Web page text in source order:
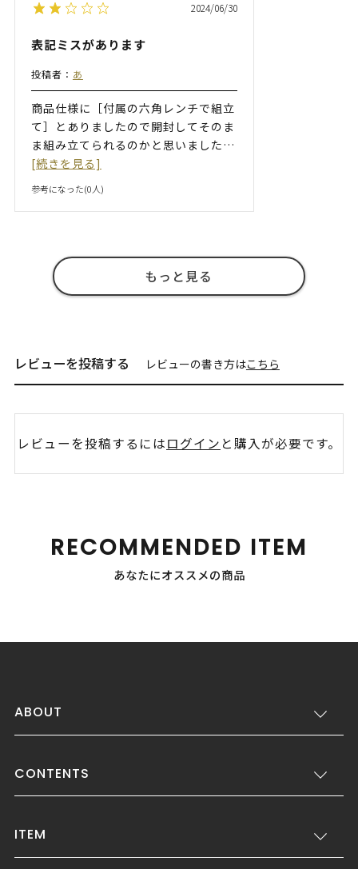
2024/06/30
表記ミスがあります
投稿者： あ
商品仕様に［付属の六角レンチで組立
て］とありましたので開封してそのま
ま組み立てられるのかと思いました…
[続きを見る]
参考になった(0人)
もっと見る
レビューを投稿する レビューの書き方はこちら
レビューを投稿するにはログイン と購入が必要です。
RECOMMENDED ITEM
あなたにオススメの商品
ABOUT
CONTENTS
ITEM